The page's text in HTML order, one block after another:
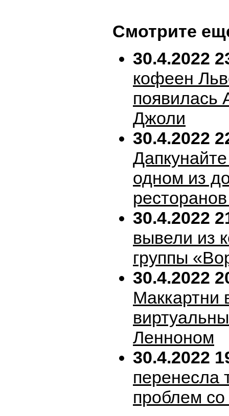
Смотрите
30.4.2022
кофеен
появилась
Джоли
30.4.2022
одном из
30.4.2022
вывели из
группы
30.4.2022
Маккартни
Ленноном
30.4.2022
перенесла
проблем